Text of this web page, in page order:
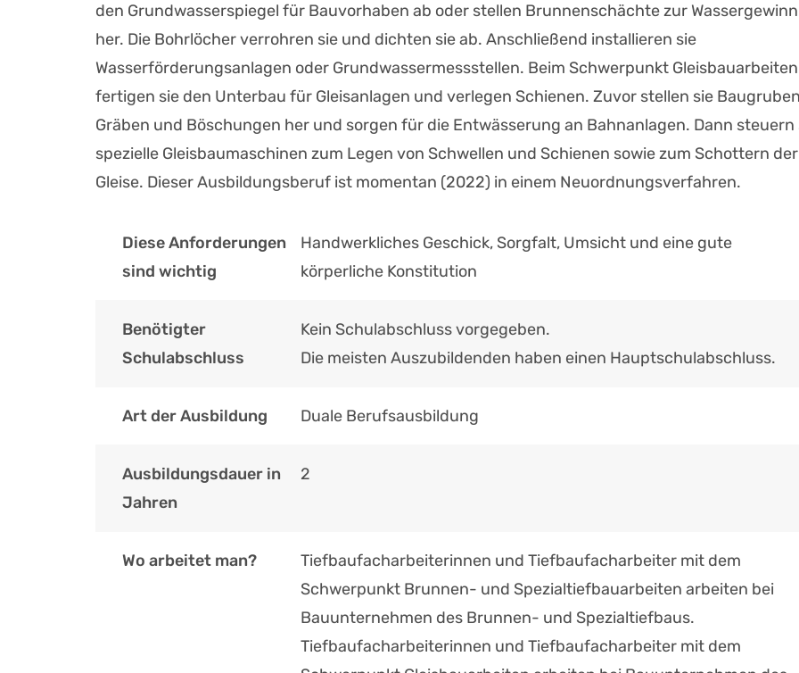
den Grundwasserspiegel für Bauvorhaben ab oder stellen Brunnenschächte zur
her. Die Bohrlöcher verrohren sie und dichten sie ab. Anschließend installieren sie
Wasserförderungsanlagen oder Grundwassermessstellen. Beim Schwerpunkt Gleisbauarbeiten
fertigen sie den Unterbau für Gleisanlagen und verlegen Schienen. Zuvor stellen sie
Gräben und Böschungen her und sorgen für die Entwässerung an Bahnanlagen. Dann steuern
spezielle Gleisbaumaschinen zum Legen von Schwellen und Schienen sowie zum Schottern der
Gleise. Dieser Ausbildungsberuf ist momentan (2022) in einem Neuordnungsverfahren.
Diese Anforderungen
sind wichtig
Handwerkliches Geschick, Sorgfalt, Umsicht und eine gute
körperliche Konstitution
Benötigter
Schulabschluss
Kein Schulabschluss vorgegeben.
Die meisten Auszubildenden haben einen Hauptschulabschluss.
Art der Ausbildung Duale Berufsausbildung
Ausbildungsdauer in
Jahren
2
Wo arbeitet man?
Tiefbaufacharbeiterinnen und Tiefbaufacharbeiter mit dem
Schwerpunkt Brunnen- und Spezialtiefbauarbeiten arbeiten bei
Bauunternehmen des Brunnen- und Spezialtiefbaus.
Tiefbaufacharbeiterinnen und Tiefbaufacharbeiter mit dem